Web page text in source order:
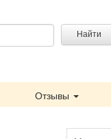
Найти
Отзывы